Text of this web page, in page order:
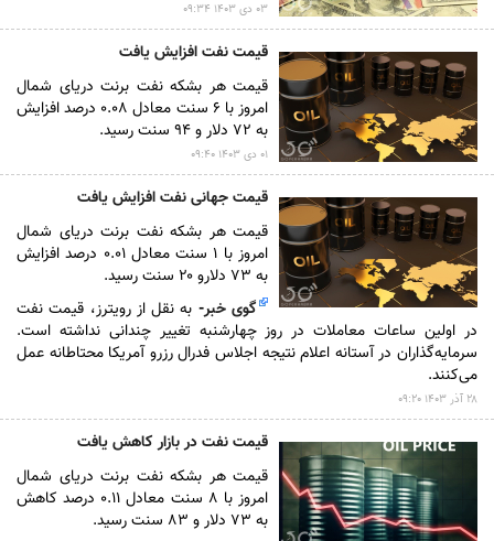
۰۳ دى ۱۴۰۳ ۰۹:۳۴
قیمت نفت افزایش یافت
قیمت هر بشکه نفت برنت دریای شمال
امروز با ۶ سنت معادل ۰.۰۸ درصد افزایش
به ۷۲ دلار و ۹۴ سنت رسید.
۰۱ دى ۱۴۰۳ ۰۹:۴۰
قیمت جهانی نفت افزایش یافت
قیمت هر بشکه نفت برنت دریای شمال
امروز با ۱ سنت معادل ۰.۰۱ درصد افزایش
به ۷۳ دلارو ۲۰ سنت رسید.
گوی خبر- به نقل از رویترز، قیمت نفت
در اولین ساعات معاملات در روز چهارشنبه تغییر چندانی نداشته است.
سرمایه‌گذاران در آستانه اعلام نتیجه اجلاس فدرال رزرو آمریکا محتاطانه عمل
می‌کنند.
۲۸ آذر ۱۴۰۳ ۰۹:۲۰
قیمت نفت در بازار کاهش یافت
قیمت هر بشکه نفت برنت دریای شمال
امروز با ۸ سنت معادل ۰.۱۱ درصد کاهش
به ۷۳ دلار و ۸۳ سنت رسید.